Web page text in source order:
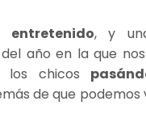
entretenido, y
año en la que
los chicos
de que